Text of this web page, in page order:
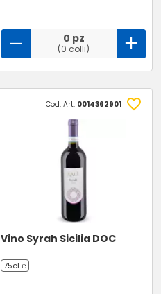
0 pz
(0 colli)
Cod. Art. 0014362901
Vino Syrah Sicilia DOC
75cl ℮